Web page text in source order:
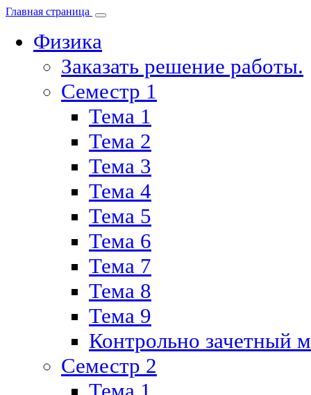
Главная страница
Физика
Заказать решение работы.
Семестр 1
Тема 1
Тема 2
Тема 3
Тема 4
Тема 5
Тема 6
Тема 7
Тема 8
Тема 9
Контрольно зачетный
Семестр 2